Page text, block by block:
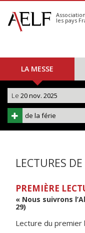
S'abonner
Calendrier
les pays
LA MESSE
Le 20 nov. 2025
de la férie
LECTURES
PREMIÈRE
« Nous suivrons
29)
Lecture du premier